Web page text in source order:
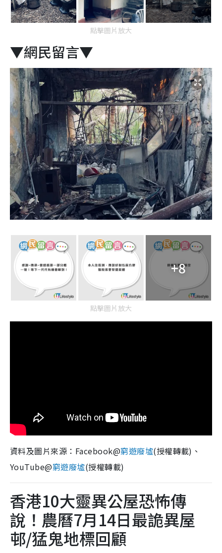
點擊圖片放大
▼網民留言▼
+8
點擊圖片放大
資料及圖片來源：Facebook@窮遊廢墟(授權轉載)、
YouTube@窮遊廢墟(授權轉載)
香港10大靈異公屋恐怖傳
說！農曆7月14日最詭異屋
邨/猛鬼地標回顧